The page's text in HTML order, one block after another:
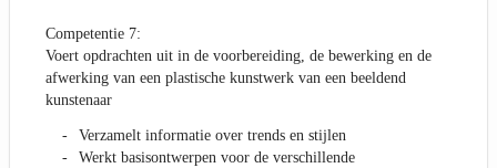
Competentie 7:
Voert opdrachten uit in de voorbereiding, de bewerking en de
afwerking van een plastische kunstwerk van een beeldend
kunstenaar
Verzamelt informatie over trends en stijlen
Werkt basisontwerpen voor de verschillende